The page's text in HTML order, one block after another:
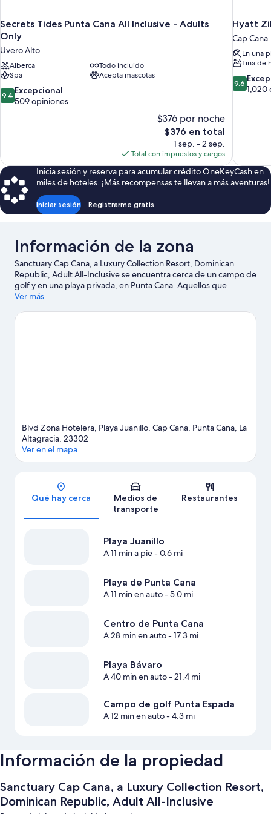
Secrets Tides Punta Cana All Inclusive - Adults
Only
Uvero Alto
Alberca
Todo incluido
Spa
Acepta mascotas
9.4
de
9.4 Excepcional
509 opiniones
$376 por noche
El
precio
actual
es
de
$376
$376 en total
1 sep. - 2 sep.
Total con impuestos y cargos
Hyatt
Cap Cana
En una
Tina de
9.6
de
9.6
1,020
Inicia sesión y reserva para acumular crédito OneKeyCash en
miles de hoteles. ¡Más recompensas te llevan a más aventuras!
Iniciar sesión Registrarme gratis
Información de la zona
Sanctuary Cap Cana, a Luxury Collection Resort, Dominican
Republic, Adult All-Inclusive se encuentra cerca de un campo de
golf y en una playa privada, en Punta Cana. Aquellos que
deseen hacer una actividad pueden ir a Campo de golf Punta
quienes quieran apreciar la belleza natural de la zona pueden
Ver más
Blvd Zona Hotelera, Playa Juanillo, Cap Cana, Punta Cana, La
Altagracia, 23302
Ver en el mapa
Qué hay cerca
Medios de
transporte
Restaurantes
Playa Juanillo
A 11 min a pie- 0.6 mi
Playa de Punta Cana
A 11 min en auto- 5.0 mi
Centro de Punta Cana
A 28 min en auto- 17.3 mi
Playa Bávaro
A 40 min en auto- 21.4 mi
Campo de golf Punta Espada
A 12 min en auto- 4.3 mi
Información de la propiedad
Sanctuary Cap Cana, a Luxury Collection Resort,
Dominican Republic, Adult All-Inclusive